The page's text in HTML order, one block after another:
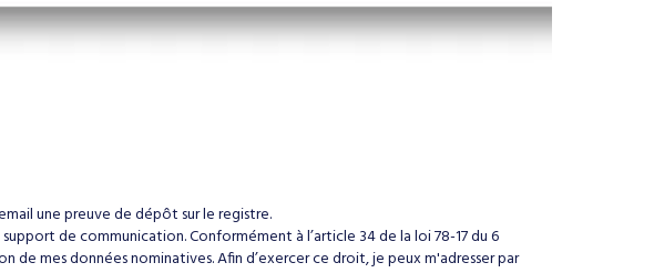
une preuve de dépôt sur le registre.
de communication. Conformément à l’article 34 de la loi 78-17 du 6
de mes données nominatives. Afin d’exercer ce droit, je peux m'adresser par